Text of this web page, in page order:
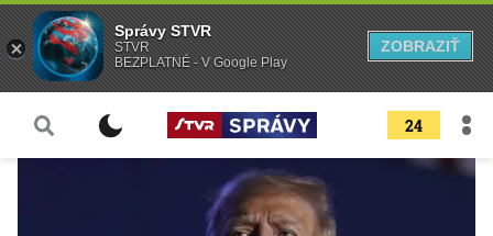
24
Správy STVR
STVR
BEZPLATNÉ - V Google Play
ZOBRAZIŤ